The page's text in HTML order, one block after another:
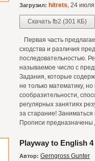
Загрузил: hitrets, 24
Скачать fb2 (301 КБ)
Первая часть
сходства и различия
последовательностью.
называемое число с
Задания, которые
не только математику,
сообразительности,
регулярных занятиях
за старание!
Прописи предназначены
Playway to English
Автор: Gerngross Gunter